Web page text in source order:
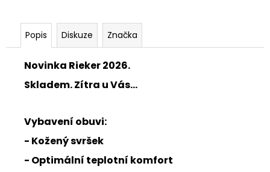
Popis Diskuze Značka
Novinka Rieker 2026.
Skladem. Zítra u Vás...
Vybavení obuvi:
- Kožený svršek
- Optimální teplotní komfort